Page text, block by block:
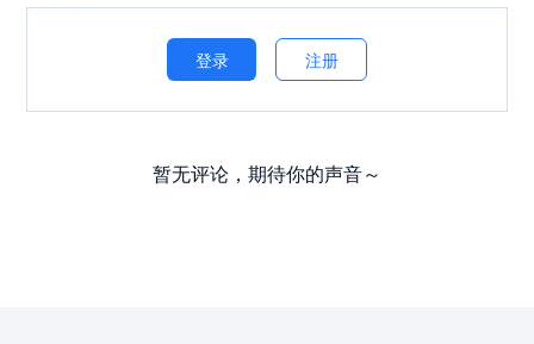
登录 注册
暂无评论，期待你的声音～